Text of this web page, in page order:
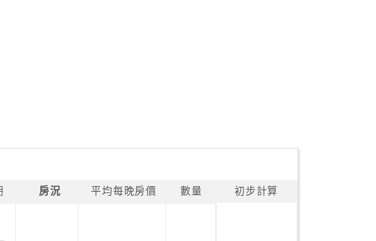
房況 平均每晚房價 數量 初步計算